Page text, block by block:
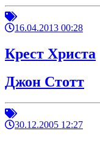
16.04.2013 00:28
Крест Христа
Джон Стотт
30.12.2005 12:27